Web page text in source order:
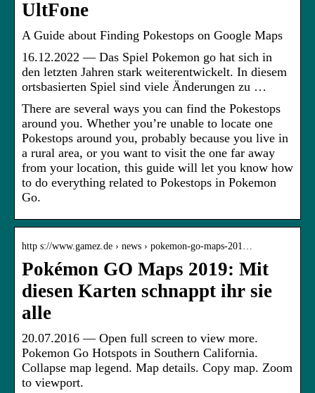
UltFone
A Guide about Finding Pokestops on Google Maps
16.12.2022 — Das Spiel Pokemon go hat sich in
den letzten Jahren stark weiterentwickelt. In diesem
ortsbasierten Spiel sind viele Änderungen zu …
There are several ways you can find the Pokestops
around you. Whether you’re unable to locate one
Pokestops around you, probably because you live in
a rural area, or you want to visit the one far away
from your location, this guide will let you know how
to do everything related to Pokestops in Pokemon
Go.
http s://www.gamez.de › news › pokemon-go-maps-201…
Pokémon GO Maps 2019: Mit
diesen Karten schnappt ihr sie
alle
20.07.2016 — Open full screen to view more.
Pokemon Go Hotspots in Southern California.
Collapse map legend. Map details. Copy map. Zoom
to viewport.